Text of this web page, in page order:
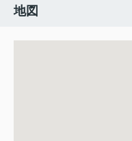
地図